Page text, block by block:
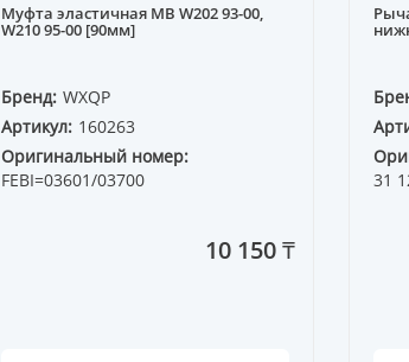
Муфта эластичная MB W202 93-00,
W210 95-00 [90мм]
Бренд: WXQP
Артикул: 160263
Оригинальный номер:
FEBI=03601/03700
10 150 ₸
31